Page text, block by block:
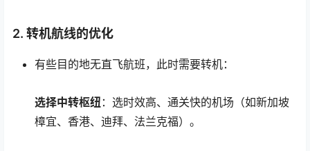
2. 转机航线的优化
有些目的地无直飞航班，此时需要转机：
选择中转枢纽 ：选时效高、通关快的机场（如新加坡
樟宜、香港、迪拜、法兰克福）。